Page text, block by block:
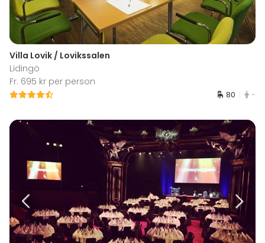
Villa Lovik / Lovikssalen
Lidingö
Fr. 695 kr per person
80 -